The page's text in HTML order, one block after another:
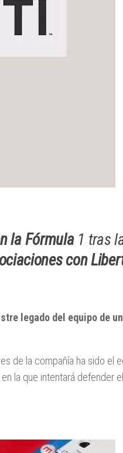
la Fórmula1 tras
con
legado del equipo de
de la compañía ha sido el
en la que intentará defender